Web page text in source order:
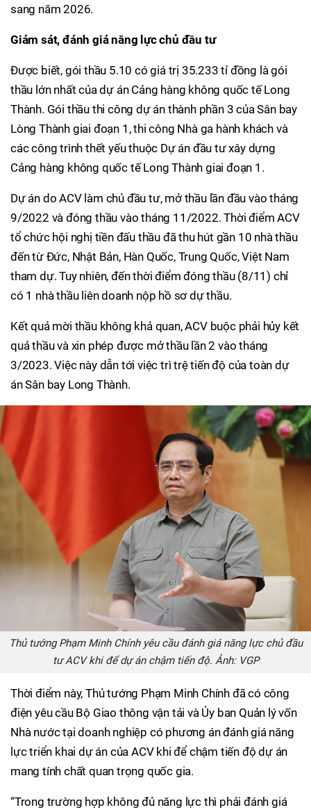
sang năm 2026.
Giám sát, đánh giá năng lực chủ đầu tư
Được biết, gói thầu 5.10 có giá trị 35.233 tỉ đồng là gói
thầu lớn nhất của dự án Cảng hàng không quốc tế Long
Thành. Gói thầu thi công dự án thành phần 3 của Sân bay
Lòng Thành giai đoạn 1, thi công Nhà ga hành khách và
các công trình thết yếu thuộc Dự án đầu tư xây dựng
Cảng hàng không quốc tế Long Thành giai đoạn 1.
Dự án do ACV làm chủ đầu tư, mở thầu lần đầu vào tháng
9/2022 và đóng thầu vào tháng 11/2022. Thời điểm ACV
tổ chức hội nghị tiền đấu thầu đã thu hút gần 10 nhà thầu
đến từ Đức, Nhật Bản, Hàn Quốc, Trung Quốc, Việt Nam
tham dự. Tuy nhiên, đến thời điểm đóng thầu (8/11) chỉ
có 1 nhà thầu liên doanh nộp hồ sơ dự thầu.
Kết quả mời thầu không khả quan, ACV buộc phải hủy kết
quả thầu và xin phép được mở thầu lần 2 vào tháng
3/2023. Việc này dẫn tới việc trì trệ tiến độ của toàn dự
án Sân bay Long Thành.
Thủ tướng Phạm Minh Chính yêu cầu đánh giá năng lực chủ đầu
tư ACV khi để dự án chậm tiến độ. Ảnh: VGP
Thời điểm này, Thủ tướng Phạm Minh Chính đã có công
điện yêu cầu Bộ Giao thông vận tải và Ủy ban Quản lý vốn
Nhà nước tại doanh nghiệp có phương án đánh giá năng
lực triển khai dự án của ACV khi để chậm tiến độ dự án
mang tính chất quan trọng quốc gia.
“Trong trường hợp không đủ năng lực thì phải đánh giá